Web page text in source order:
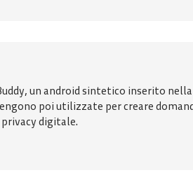
un android sintetico inserito
poi utilizzate per creare
digitale.